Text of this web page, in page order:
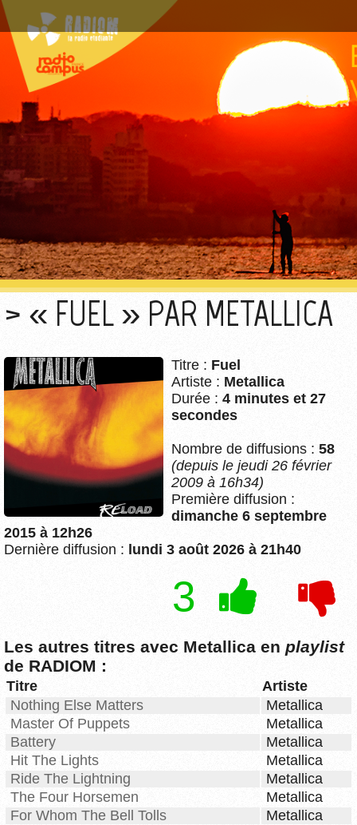
« FUEL » PAR METALLICA
Titre : Fuel
Artiste : Metallica
Durée : 4 minutes et 27
secondes
Nombre de diffusions : 58
(depuis le jeudi 26 février
2009 à 16h34)
Première diffusion :
dimanche 6 septembre
2015 à 12h26
Dernière diffusion : lundi 3 août 2026 à 21h40
3
Les autres titres avec Metallica en playlist
de RADIOM :
Titre
Artiste
Nothing Else Matters
Metallica
Master Of Puppets
Metallica
Battery
Metallica
Hit The Lights
Metallica
Ride The Lightning
Metallica
The Four Horsemen
Metallica
For Whom The Bell Tolls
Metallica